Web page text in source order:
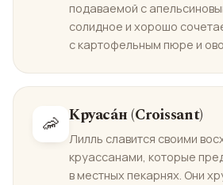
подаваемой с
солидное и хорошо
с картофельным пюре и
🦐 Круаса́н (Croissant)
Лилль славится своими
круассанами, которые
в местных пекарнях. Они